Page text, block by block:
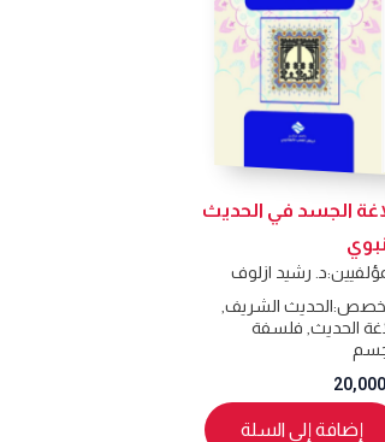
الجسد في الحديث
د. رشيد ازلوف
الحديث الشريف
الحديث فلسفة
20,000
إضافة إلى السلة